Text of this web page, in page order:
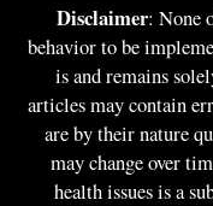
Disclaimer: None
behavior to be
is and remains
articles may contain
are by their nature
may change over
health issues is a